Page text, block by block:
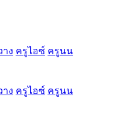
าง ครูไอซ์ ครูนน
าง ครูไอซ์ ครูนน